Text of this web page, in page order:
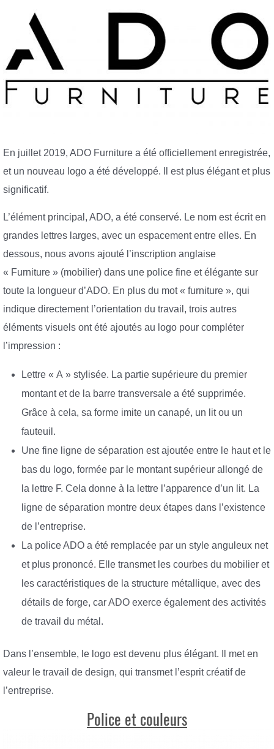
En juillet 2019, ADO Furniture a été officiellement enregistrée,
et un nouveau logo a été développé. Il est plus élégant et plus
significatif.
L’élément principal, ADO, a été conservé. Le nom est écrit en
grandes lettres larges, avec un espacement entre elles. En
dessous, nous avons ajouté l’inscription anglaise
« Furniture » (mobilier) dans une police fine et élégante sur
toute la longueur d’ADO. En plus du mot « furniture », qui
indique directement l’orientation du travail, trois autres
éléments visuels ont été ajoutés au logo pour compléter
l’impression :
Lettre « A » stylisée. La partie supérieure du premier
montant et de la barre transversale a été supprimée.
Grâce à cela, sa forme imite un canapé, un lit ou un
fauteuil.
Une fine ligne de séparation est ajoutée entre le haut et le
bas du logo, formée par le montant supérieur allongé de
la lettre F. Cela donne à la lettre l’apparence d’un lit. La
ligne de séparation montre deux étapes dans l’existence
de l’entreprise.
La police ADO a été remplacée par un style anguleux net
et plus prononcé. Elle transmet les courbes du mobilier et
les caractéristiques de la structure métallique, avec des
détails de forge, car ADO exerce également des activités
de travail du métal.
Dans l’ensemble, le logo est devenu plus élégant. Il met en
valeur le travail de design, qui transmet l’esprit créatif de
l’entreprise.
Police et couleurs